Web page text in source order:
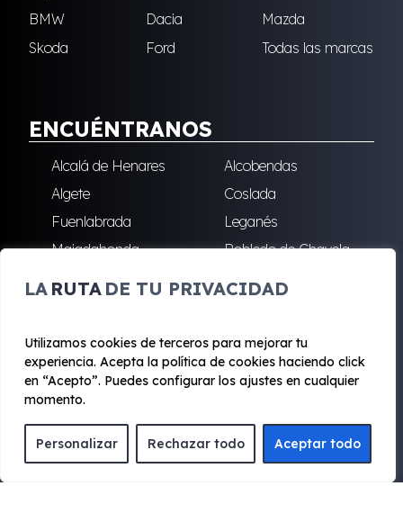
LA RUTA DE TU PRIVACIDAD
Utilizamos cookies de terceros para mejorar tu
experiencia. Acepta la política de cookies haciendo click
en “Acepto”. Puedes configurar los ajustes en cualquier
momento.
Personalizar Rechazar todo Aceptar todo
BMW
Dacia
Mazda
Skoda
Ford Todas las marcas
ENCUÉNTRANOS
Alcalá de Henares
Alcobendas
Algete
Coslada
Fuenlabrada
Leganés
Majadahonda
Robledo de Chavela
Reyes
© 2020 - 2026 Renting Mad
Aviso legal y Privacidad